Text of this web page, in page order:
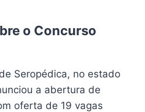
o Concurso
Seropédica, no estado
a abertura de
oferta de 19 vagas